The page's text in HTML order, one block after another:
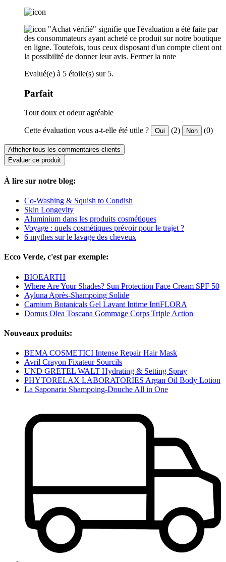
"Achat vérifié" signifie que l'évaluation a été faite par
des consommateurs ayant acheté ce produit sur notre boutique
en ligne. Toutefois, tous ceux disposant d'un compte client ont
la possibilité de donner leur avis. Fermer la note
Evalué(e) à 5 étoile(s) sur 5.
Parfait
Tout doux et odeur agréable
Cette évaluation vous a-t-elle été utile ? Oui (2) Non (0)
Afficher tous les commentaires-clients
Evaluer ce produit
À lire sur notre blog:
Co-Washing & Squish to Condish
Skin Longevity
Aluminium dans les produits cosmétiques
Voyage : quels cosmétiques prévoir pour le trajet ?
6 mythes sur le lavage des cheveux
Ecco Verde, c'est par exemple:
BIOEARTH
Where Are Your Shades? Sun Protection Face Cream SPF 50
Ayluna Après-Shampoing Solide
Carnium Botanicals Gel Lavant Intime IntiFLORA
Domus Olea Toscana Gommage Corps Triple Action
Nouveaux produits:
BEMA COSMETICI Intense Repair Hair Mask
Avril Crayon Fixateur Sourcils
UND GRETEL WALT Hydrating & Setting Spray
PHYTORELAX LABORATORIES Argan Oil Body Lotion
La Saponaria Shampoing-Douche All in One